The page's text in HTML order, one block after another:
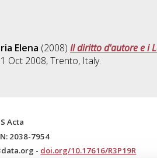
Elena (2008) Il diritto d'autore e i
Oct 2008, Trento, Italy.
Acta
2038-7954
- doi.org/10.17616/R3P19R